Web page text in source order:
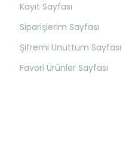
Kayıt Sayfası
Siparişlerim Sayfası
Şifremi Unuttum Sayfası
Favori Ürünler Sayfası